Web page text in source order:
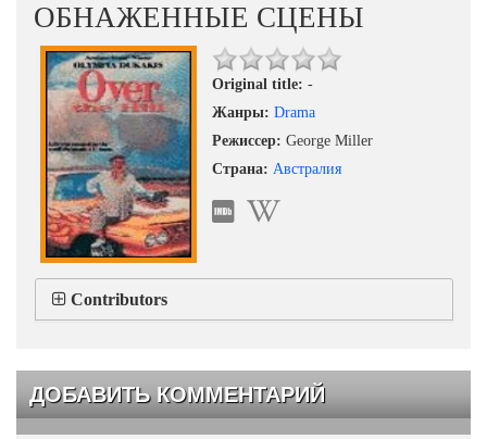
ОБНАЖЕННЫЕ СЦЕНЫ
Original title: -
Жанры: Drama
Режиссер: George Miller
Страна: Австралия
Contributors
ДОБАВИТЬ КОММЕНТАРИЙ